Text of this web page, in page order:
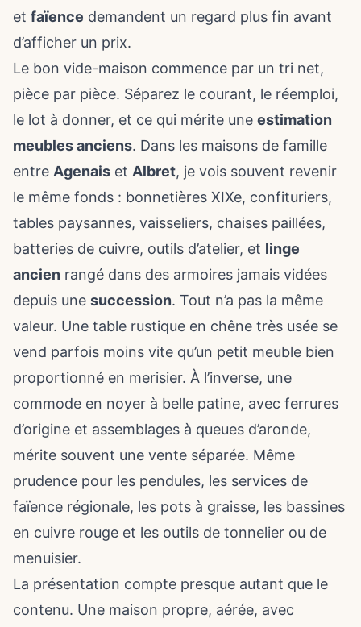
et faïence demandent un regard plus fin avant
d’afficher un prix.
Le bon vide-maison commence par un tri net,
pièce par pièce. Séparez le courant, le réemploi,
le lot à donner, et ce qui mérite une estimation
meubles anciens. Dans les maisons de famille
entre Agenais et Albret, je vois souvent revenir
le même fonds : bonnetières XIXe, confituriers,
tables paysannes, vaisseliers, chaises paillées,
batteries de cuivre, outils d’atelier, et linge
ancien rangé dans des armoires jamais vidées
depuis une succession. Tout n’a pas la même
valeur. Une table rustique en chêne très usée se
vend parfois moins vite qu’un petit meuble bien
proportionné en merisier. À l’inverse, une
commode en noyer à belle patine, avec ferrures
d’origine et assemblages à queues d’aronde,
mérite souvent une vente séparée. Même
prudence pour les pendules, les services de
faïence régionale, les pots à graisse, les bassines
en cuivre rouge et les outils de tonnelier ou de
menuisier.
La présentation compte presque autant que le
contenu. Une maison propre, aérée, avec